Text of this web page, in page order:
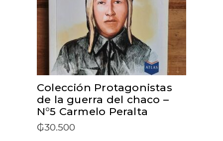
Colección Protagonistas
de la guerra del chaco –
N°5 Carmelo Peralta
₲30.500